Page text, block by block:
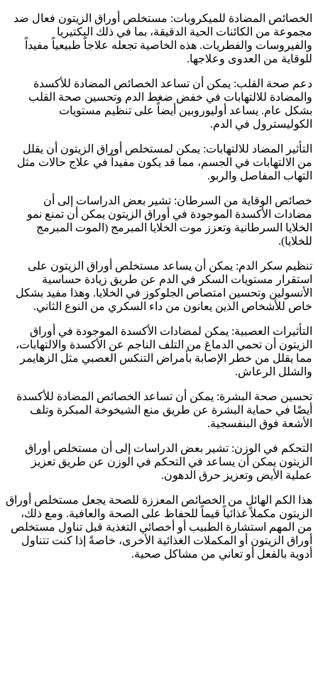
الخصائص المضادة للميكروبات: مستخلص أوراق الزيتون فعال ضد
مجموعة من الكائنات الحية الدقيقة، بما في ذلك البكتيريا
والفيروسات والفطريات. هذه الخاصية تجعله علاجاً طبيعياً مفيداً
للوقاية من العدوى وعلاجها.
دعم صحة القلب: يمكن أن تساعد الخصائص المضادة للأكسدة
والمضادة للالتهابات في خفض ضغط الدم وتحسين صحة القلب
بشكل عام. يساعد أوليوروبين أيضاً على تنظيم مستويات
الكوليسترول في الدم.
التأثير المضاد للالتهابات: يمكن لمستخلص أوراق الزيتون أن يقلل
من الالتهابات في الجسم، مما قد يكون مفيداً في علاج حالات مثل
التهاب المفاصل والربو.
خصائص الوقاية من السرطان: تشير بعض الدراسات إلى أن
مضادات الأكسدة الموجودة في أوراق الزيتون يمكن أن تمنع نمو
الخلايا السرطانية وتعزز موت الخلايا المبرمج (الموت المبرمج
للخلايا).
تنظيم سكر الدم: يمكن أن يساعد مستخلص أوراق الزيتون على
استقرار مستويات السكر في الدم عن طريق زيادة حساسية
الأنسولين وتحسين امتصاص الجلوكوز في الخلايا. وهذا مفيد بشكل
خاص للأشخاص الذين يعانون من داء السكري من النوع الثاني.
التأثيرات العصبية: يمكن لمضادات الأكسدة الموجودة في أوراق
الزيتون أن تحمي الدماغ من التلف الناجم عن الأكسدة والالتهابات،
مما يقلل من خطر الإصابة بأمراض التنكس العصبي مثل الزهايمر
والشلل الرعاش.
تحسين صحة البشرة: يمكن أن تساعد الخصائص المضادة للأكسدة
أيضًا في حماية البشرة عن طريق منع الشيخوخة المبكرة وتلف
الأشعة فوق البنفسجية.
التحكم في الوزن: تشير بعض الدراسات إلى أن مستخلص أوراق
الزيتون يمكن أن يساعد في التحكم في الوزن عن طريق تعزيز
عملية الأيض وتعزيز حرق الدهون.
هذا الكم الهائل من الخصائص المعززة للصحة يجعل مستخلص أوراق
الزيتون مكملاً غذائياً قيماً للحفاظ على الصحة والعافية. ومع ذلك،
من المهم استشارة الطبيب أو أخصائي التغذية قبل تناول مستخلص
أوراق الزيتون أو المكملات الغذائية الأخرى، خاصةً إذا كنت تتناول
أدوية بالفعل أو تعاني من مشاكل صحية.